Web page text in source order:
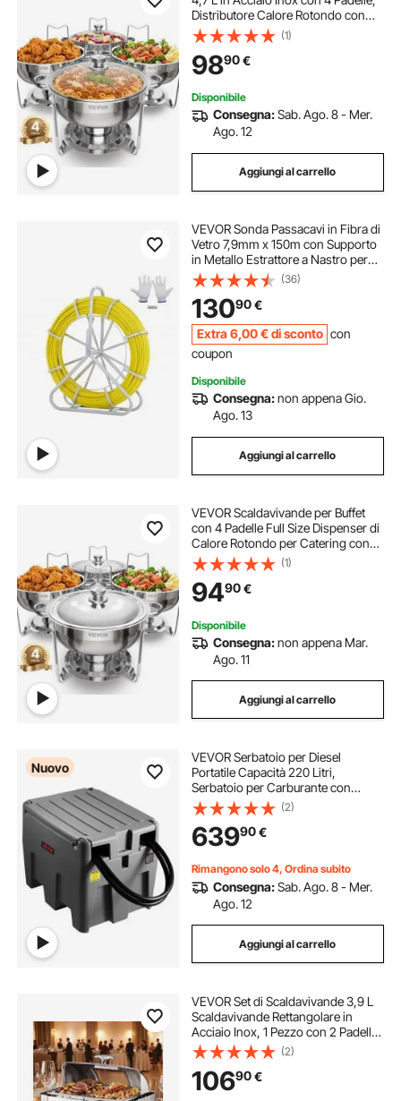
Distributore Calore Rotondo con
Coperchio in Vetro, Vaschetta per
l'Acqua e Supporto, per Matrimoni,
Feste a Buffet, Argento
(1)
9890€
Disponibile
Consegna:Sab. Ago. 8 - Mer.
Ago. 12
Aggiungi al carrello
VEVOR Sonda Passacavi in Fibra di
Vetro 7,9mm x 150m con Supporto
in Metallo Estrattore a Nastro per
Cavo Elettrico con 2 Teste di
Trazione Strumento di Installazione
del Cavo Elettrico in Fiberglass
(36)
13090€
Extra 6,00 €di sconto con
coupon
Disponibile
Consegna:non appena Gio.
Ago. 13
Aggiungi al carrello
VEVOR Scaldavivande per Buffet
con 4 Padelle Full Size Dispenser di
Calore Rotondo per Catering con
Coperchio, Porta Carburante e
Vaschetta per l'Acqua per
Matrimoni, Feste, Argento 4,7 L
(1)
9490€
Disponibile
Consegna:non appena Mar.
Ago. 11
Aggiungi al carrello
Nuovo
VEVOR Serbatoio per Diesel
Portatile Capacità 220 Litri,
Serbatoio per Carburante con
Pompa di Trasferimento Elettrica da
12 V Potenza 140W, Stoccaggio per
Carburante, Grigio
(2)
63990€
Rimangono solo 4, Ordina subito
Consegna:Sab. Ago. 8 - Mer.
Ago. 12
Aggiungi al carrello
VEVOR Set di Scaldavivande 3,9 L
Scaldavivande Rettangolare in
Acciaio Inox, 1 Pezzo con 2 Padelle
di Mezza Misura, Coperchio
Visibile, Supporto Pieghevole per
Padella per Acqua e Carburante,
Argento
(2)
10690€